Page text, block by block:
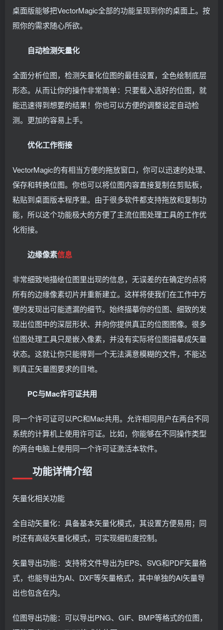
桌面版能够把VectorMagic全部的功能呈现到你的桌面上。按
照你的需求随心所欲。
自动检测矢量化
全面分析位图，检测矢量化位图的最佳设置，全色绘制底层
形态。从而让你的操作非常简单：只要载入选好的位图，就
能迅速得到想要的结果！你也可以方便的调整设定自动检
测。更加的容易上手。
优化工作衔接
VectorMagic的有相当方便的拖放窗口，你可以迅速的处理、
保存和转换位图。你也可以将位图内容直接复制在剪贴板，
粘贴到桌面版本程序里。由于很多软件都支持拖放和复制功
能，所以这个功能极大的方便了主流位图处理工具的工作优
化衔接。
边缘像素信息
非常细致地描绘位图里出现的信息，无误差的在确定的点将
所有的边缘像素切片并重新建立。这样将使我们在工作中方
便的发现出可能遗漏的细节。始终描摹你的位图、细致的发
现出位图中的深层形状、并向你提供真正的位图图像。很多
位图处理工具只是嵌入像素，并没有实际将位图描摹成矢量
状态。这就让你只能得到一个无法满意模糊的文件，不能达
到真正矢量图要求的目地。
PC与Mac许可证共用
同一个许可证可以PC和Mac共用。允许相同用户在两台不同
系统的计算机上使用许可证。比如，你能够在不同操作类型
的两台电脑上使用同一个许可证激活本软件。
功能详情介绍
矢量化相关功能
全自动矢量化：具备基本矢量化模式，其设置方便易用；同
时还有高级矢量化模式，可实现细粒度控制。
矢量导出功能：支持将文件导出为EPS、SVG和PDF矢量格
式，也能导出为AI、DXF等矢量格式，其中单独的AI矢量导
出也包含在内。
位图导出功能：可以导出PNG、GIF、BMP等格式的位图，